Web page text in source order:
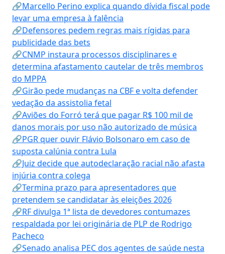
🔗Marcello Perino explica quando dívida fiscal pode
levar uma empresa à falência
🔗Defensores pedem regras mais rígidas para
publicidade das bets
🔗CNMP instaura processos disciplinares e
determina afastamento cautelar de três membros
do MPPA
🔗Girão pede mudanças na CBF e volta defender
vedação da assistolia fetal
🔗Aviões do Forró terá que pagar R$ 100 mil de
danos morais por uso não autorizado de música
🔗PGR quer ouvir Flávio Bolsonaro em caso de
suposta calúnia contra Lula
🔗Juiz decide que autodeclaração racial não afasta
injúria contra colega
🔗Termina prazo para apresentadores que
pretendem se candidatar às eleições 2026
🔗RF divulga 1ª lista de devedores contumazes
respaldada por lei originária de PLP de Rodrigo
Pacheco
🔗Senado analisa PEC dos agentes de saúde nesta